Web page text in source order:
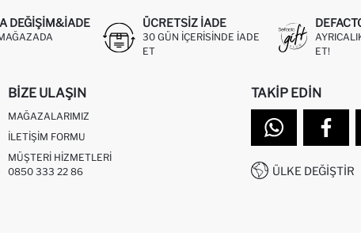
DEĞIŞIM&İADE ÜCRETSIZ IADE
30 GÜN IÇERISINDE IADE
ET
ET!
BIZE ULAŞIN
MAĞAZALARIMIZ
İLETIŞIM FORMU
MÜŞTERI HIZMETLERI
0850 333 22 86
TAKIP EDIN
ÜLKE DEĞIŞTIR